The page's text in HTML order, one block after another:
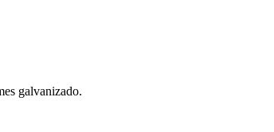
galvanizado.